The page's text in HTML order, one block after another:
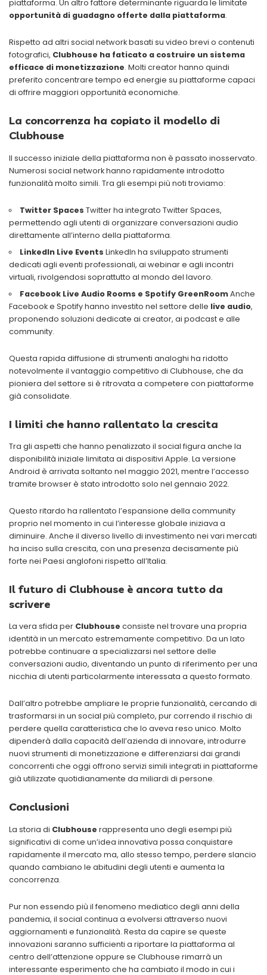
piattaforma. Un altro fattore determinante riguarda le limitate
opportunità di guadagno offerte dalla piattaforma.
Rispetto ad altri social network basati su video brevi o contenuti
fotografici, Clubhouse ha faticato a costruire un sistema
efficace di monetizzazione. Molti creator hanno quindi
preferito concentrare tempo ed energie su piattaforme capaci
di offrire maggiori opportunità economiche.
La concorrenza ha copiato il modello di
Clubhouse
Il successo iniziale della piattaforma non è passato inosservato.
Numerosi social network hanno rapidamente introdotto
funzionalità molto simili. Tra gli esempi più noti troviamo:
Twitter Spaces Twitter ha integrato Twitter Spaces,
permettendo agli utenti di organizzare conversazioni audio
direttamente all’interno della piattaforma.
LinkedIn Live Events LinkedIn ha sviluppato strumenti
dedicati agli eventi professionali, ai webinar e agli incontri
virtuali, rivolgendosi soprattutto al mondo del lavoro.
Facebook Live Audio Rooms e Spotify GreenRoomAnche
Facebook e Spotify hanno investito nel settore delle live audio,
proponendo soluzioni dedicate ai creator, ai podcast e alle
community.
Questa rapida diffusione di strumenti analoghi ha ridotto
notevolmente il vantaggio competitivo di Clubhouse, che da
pioniera del settore si è ritrovata a competere con piattaforme
già consolidate.
I limiti che hanno rallentato la crescita
Tra gli aspetti che hanno penalizzato il social figura anche la
disponibilità iniziale limitata ai dispositivi Apple. La versione
Android è arrivata soltanto nel maggio 2021, mentre l’accesso
tramite browser è stato introdotto solo nel gennaio 2022.
Questo ritardo ha rallentato l’espansione della community
proprio nel momento in cui l’interesse globale iniziava a
diminuire. Anche il diverso livello di investimento nei vari mercati
ha inciso sulla crescita, con una presenza decisamente più
forte nei Paesi anglofoni rispetto all’Italia.
Il futuro di Clubhouse è ancora tutto da
scrivere
La vera sfida per Clubhouse consiste nel trovare una propria
identità in un mercato estremamente competitivo. Da un lato
potrebbe continuare a specializzarsi nel settore delle
conversazioni audio, diventando un punto di riferimento per una
nicchia di utenti particolarmente interessata a questo formato.
Dall’altro potrebbe ampliare le proprie funzionalità, cercando di
trasformarsi in un social più completo, pur correndo il rischio di
perdere quella caratteristica che lo aveva reso unico. Molto
dipenderà dalla capacità dell’azienda di innovare, introdurre
nuovi strumenti di monetizzazione e differenziarsi dai grandi
concorrenti che oggi offrono servizi simili integrati in piattaforme
già utilizzate quotidianamente da miliardi di persone.
Conclusioni
La storia di Clubhouse rappresenta uno degli esempi più
significativi di come un’idea innovativa possa conquistare
rapidamente il mercato ma, allo stesso tempo, perdere slancio
quando cambiano le abitudini degli utenti e aumenta la
concorrenza.
Pur non essendo più il fenomeno mediatico degli anni della
pandemia, il social continua a evolversi attraverso nuovi
aggiornamenti e funzionalità. Resta da capire se queste
innovazioni saranno sufficienti a riportare la piattaforma al
centro dell’attenzione oppure se Clubhouse rimarrà un
interessante esperimento che ha cambiato il modo in cui i